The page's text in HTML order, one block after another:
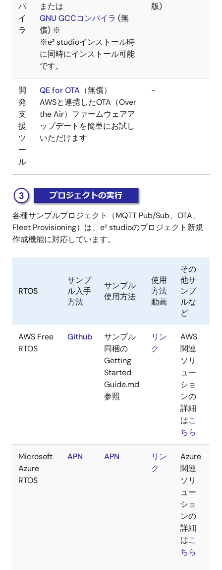
パ
イ
ラ
または
GNU GCCコンパイラ (無
償) ※
※e² studioインストール時
に同時にインストール可能
です。
版)
開
発
支
援
ツ
ー
ル
QE for OTA （無償）
AWSと連携したOTA（Over
the Air）ファームウェアア
ップデートを簡単にお試し
いただけます
-
画
像
各種サンプルプロジェクト（MQTT Pub/Sub、OTA、
Fleet Provisioning）は、e² studioのプロジェクト新規
作成機能に対応しています。
RTOS
サンプ
ル入手
方法
サンプル
使用方法
使用
方法
動画
その
他サ
ンプ
ルな
ど
AWS Free
RTOS
Github
サンプル
同梱の
Getting
Started
Guide.md
参照
リン
ク
AWS
関連
ソリ
ュー
ショ
ンの
詳細
はこ
ちら
Microsoft
Azure
RTOS
APN APN
リン
ク
Azure
関連
ソリ
ュー
ショ
ンの
詳細
はこ
ちら